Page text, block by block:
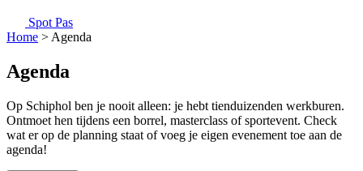
Spot Pas
Home > Agenda
Agenda
Op Schiphol ben je nooit alleen: je hebt tienduizenden werkburen.
Ontmoet hen tijdens een borrel, masterclass of sportevent. Check
wat er op de planning staat of voeg je eigen evenement toe aan de
agenda!